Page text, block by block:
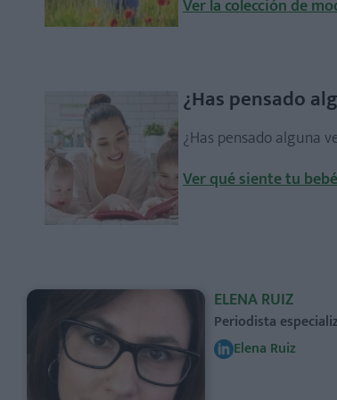
Ver la colección de
¿Has pensado
¿Has pensado alguna
Ver qué siente tu
ELENA RUIZ
Periodista
Elena Ruiz